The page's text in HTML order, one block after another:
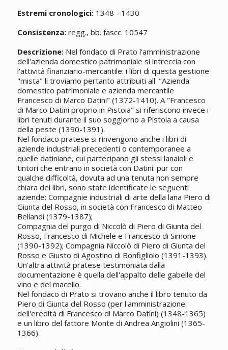
Estremi cronologici:1348 - 1430
Consistenza:regg., bb. fascc. 10547
Descrizione:Nel fondaco di Prato l'amministrazione
dell'azienda domestico patrimoniale si intreccia con
l'attività finanziario-mercantile: i libri di questa gestione
"mista" li troviamo pertanto attribuiti all' "Azienda
domestico patrimoniale e azienda mercantile
Francesco di Marco Datini" (1372-1410). A "Francesco
di Marco Datini proprio in Pistoia" si riferiscono invece i
libri tenuti durante il suo soggiorno a Pistoia a causa
della peste (1390-1391).
Nel fondaco pratese si rinvengono anche i libri di
aziende industriali precedenti o contemporanee a
quelle datiniane, cui partecipano gli stessi lanaioli e
tintori che entrano in società con Datini: pur con
qualche difficoltà, dovuta ad una tenuta non sempre
chiara dei libri, sono state identificate le seguenti
aziende: Compagnie industriali di arte della lana Piero di
Giunta del Rosso, in società con Francesco di Matteo
Bellandi (1379-1387);
Compagnia del purgo di Niccolò di Piero di Giunta del
Rosso, Francesco di Michele e Francesco di Simone
(1390-1392); Compagnia Niccolò di Piero di Giunta del
Rosso e Giusto di Agostino di Bonfigliolo (1391-1393).
Un'altra attività pratese testimoniata dalla
documentazione è quella dell'appalto delle gabelle del
vino e del macello.
Nel fondaco di Prato si trovano anche il libro tenuto da
Piero di Giunta del Rosso (per l'amministrazione
dell'eredità di Francesco di Marco Datini) (1348-1365)
e un libro del fattore Monte di Andrea Angiolini (1365-
1366).